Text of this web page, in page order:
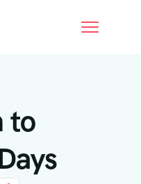
to